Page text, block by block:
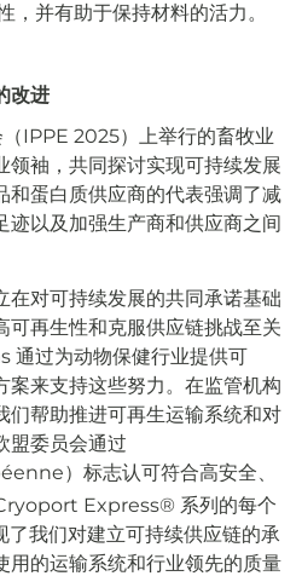
，并有助于保持材料的活力。
改进
IPPE 2025）上举行的畜牧业
领袖，共同探讨实现可持续发展
和蛋白质供应商的代表强调了减
迹以及加强生产商和供应商之间
在对可持续发展的共同承诺基础
可再生性和克服供应链挑战至关
过为动物保健行业提供可
案来支持这些努力。在监管机构
们帮助推进可再生运输系统和对
盟委员会通过
）标志认可符合高安全、
Express® 系列的每个
了我们对建立可持续供应链的承
用的运输系统和行业领先的质量